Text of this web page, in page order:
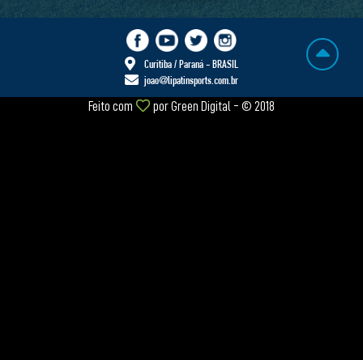
Curitiba / Paraná - BRASIL
joao@lipatinsports.com.br
Feito com porGreen Digital - © 2018